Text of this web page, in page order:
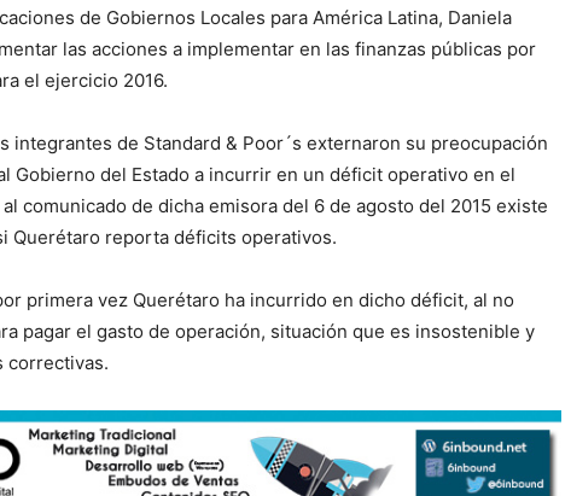
de Gobiernos Locales para América Latina, Daniela
las acciones a implementar en las finanzas públicas por
el ejercicio 2016.
integrantes de Standard & Poor´s externaron su preocupación
Gobierno del Estado a incurrir en un déficit operativo en el
comunicado de dicha emisora del 6 de agosto del 2015 existe
Querétaro reporta déficits operativos.
primera vez Querétaro ha incurrido en dicho déficit, al no
pagar el gasto de operación, situación que es insostenible y
correctivas.